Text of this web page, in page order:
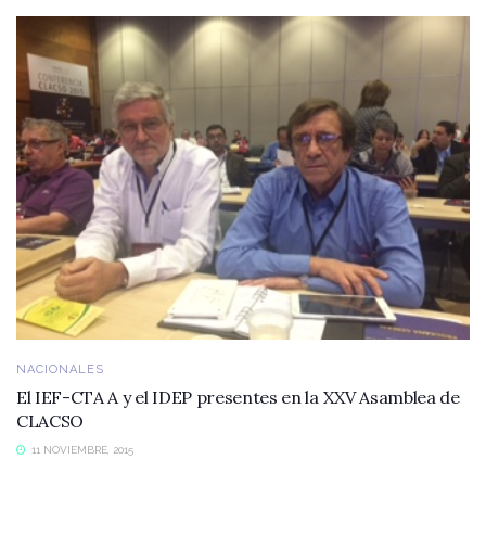
NACIONALES
El IEF-CTA A y el IDEP presentes en la XXV Asamblea de
CLACSO
11 NOVIEMBRE, 2015